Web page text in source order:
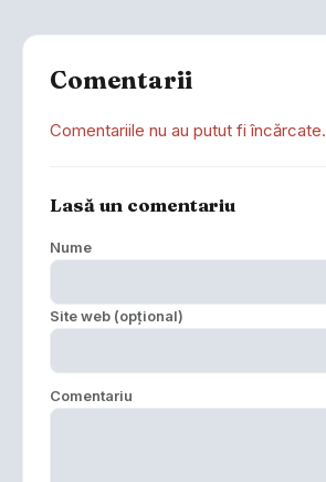
Comentarii
Comentariile nu au putut fi încărcate.
Lasă un comentariu
Nume
Site web (opțional)
Comentariu